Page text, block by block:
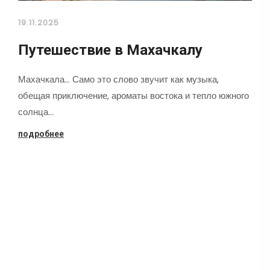
19.11.2025
Путешествие в Махачкалу
Махачкала... Само это слово звучит как музыка,
обещая приключение, ароматы востока и тепло южного
солнца…
подробнее